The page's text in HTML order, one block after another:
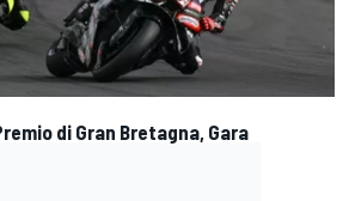
di Gran Bretagna, Gara